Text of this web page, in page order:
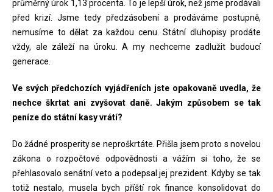
průměrný úrok 1,13 procenta. To je lepší úrok, než jsme prodávali
před krizí. Jsme tedy předzásobení a prodáváme postupně,
nemusíme to dělat za každou cenu. Státní dluhopisy prodáte
vždy, ale záleží na úroku. A my nechceme zadlužit budoucí
generace.
Ve svých předchozích vyjádřeních jste opakovaně uvedla, že
nechce škrtat ani zvyšovat daně. Jakým způsobem se tak
peníze do státní kasy vrátí?
Do žádné prosperity se neproškrtáte. Přišla jsem proto s novelou
zákona o rozpočtové odpovědnosti a vážím si toho, že se
přehlasovalo senátní veto a podepsal jej prezident. Kdyby se tak
totiž nestalo, musela bych příští rok finance konsolidovat do